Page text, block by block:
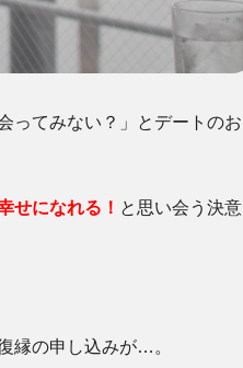
ってみない？」とデートのお
せになれる！ と思い会う決意
縁の申し込みが…。